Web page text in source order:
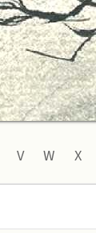
V W X